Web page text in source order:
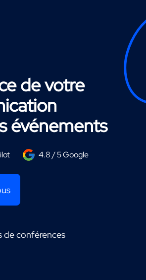
de votre
événements
4.8 / 5 Google
de conférences